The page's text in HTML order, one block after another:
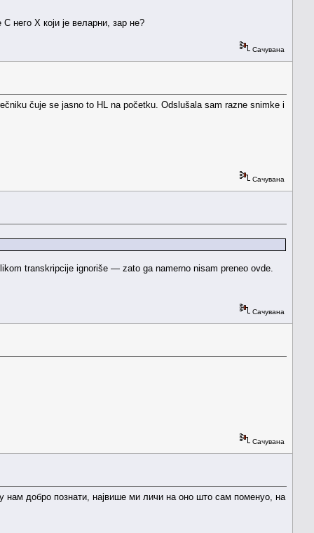
него Х који је веларни, зар не?
Сачувана
čuje se jasno to HL na početku. Odslušala sam razne snimke i
Сачувана
transkripcije ignoriše — zato ga namerno nisam preneo ovde.
Сачувана
Сачувана
нам добро познати, највише ми личи на оно што сам поменуо, на